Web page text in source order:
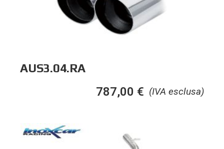
AUS3.04.RA
(IVA esclusa)
787,00 €